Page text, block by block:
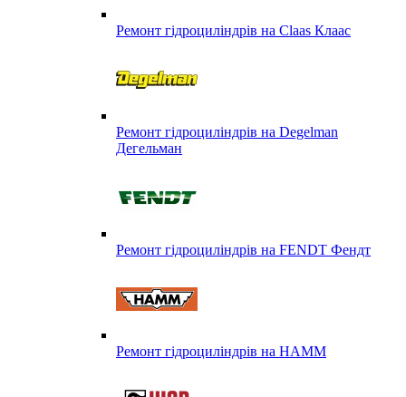
Ремонт гідроциліндрів на Claas Клаас
Ремонт гідроциліндрів на Degelman
Дегельман
Ремонт гідроциліндрів на FENDT Фендт
Ремонт гідроциліндрів на HAMM